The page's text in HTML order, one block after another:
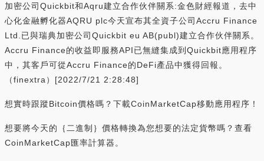
加密公司Quickbit和Aqru建立合作伙伴關系:金色財經報道，去中
心化金融孵化器AQRU plc今天宣布其全資子公司Accru Finance
Ltd.已與瑞典加密公司Quickbit eu AB(publ)建立合作伙伴關系。
Accru Finance的收益即服務API已無縫集成到Quickbit應用程序
中，其客戶可從Accru Finance的DeFi產品中獲得回報。
（finextra）[2022/7/21 2:28:48]
想實時跟蹤Bitcoin價格嗎？下載CoinMarketCap移動應用程序！
想要將今天的｛二進制｝價格轉換為您想要的法定貨幣嗎？查看
CoinMarketCap匯率計算器。